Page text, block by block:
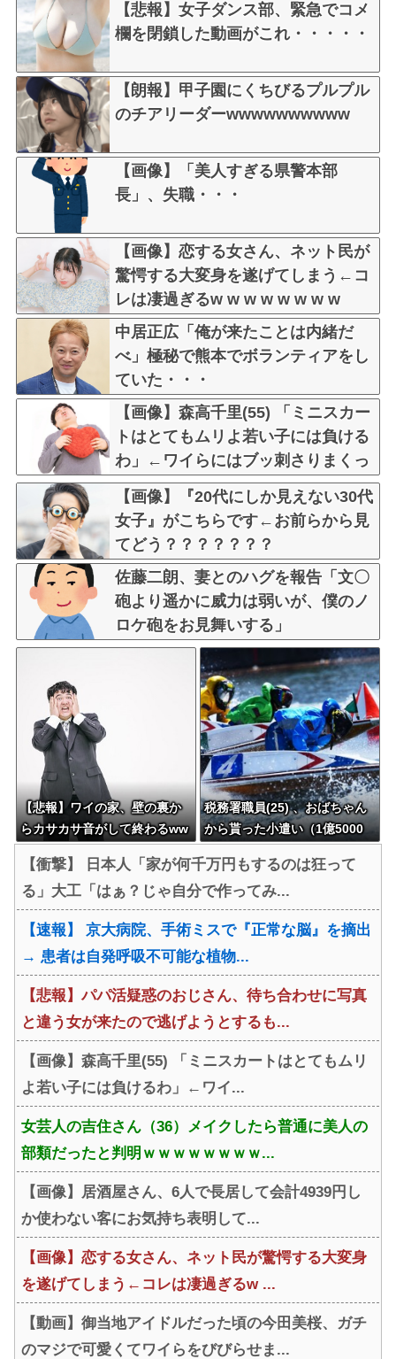
【悲報】女子ダンス部、緊急でコメ
欄を閉鎖した動画がこれ・・・・・
【朗報】甲子園にくちびるプルプル
のチアリーダーwwwwwwwwww
【画像】「美人すぎる県警本部
長」、失職・・・
【画像】恋する女さん、ネット民が
驚愕する大変身を遂げてしまう←コ
レは凄過ぎるw w w w w w w w
中居正広「俺が来たことは内緒だ
べ」極秘で熊本でボランティアをし
ていた・・・
【画像】森高千里(55) 「ミニスカー
トはとてもムリよ若い子には負ける
わ」←ワイらにはブッ刺さりまくっ
てしまうw w w w w w
【画像】『20代にしか見えない30代
女子』がこちらです←お前らから見
てどう？？？？？？？
佐藤二朗、妻とのハグを報告「文〇
砲より遥かに威力は弱いが、僕のノ
ロケ砲をお見舞いする」
【悲報】ワイの家、壁の裏か
らカサカサ音がして終わるww
税務署職員(25) 、おばちゃん
から貰った小遣い（1億5000
がバレるｗｗｗ
【衝撃】 日本人「家が何千万円もするのは狂って
る」大工「はぁ？じゃ自分で作ってみ...
【速報】 京大病院、手術ミスで『正常な脳』を摘出
→ 患者は自発呼吸不可能な植物...
【悲報】パパ活疑惑のおじさん、待ち合わせに写真
と違う女が来たので逃げようとするも...
【画像】森高千里(55) 「ミニスカートはとてもムリ
よ若い子には負けるわ」←ワイ...
女芸人の吉住さん（36）メイクしたら普通に美人の
部類だったと判明ｗｗｗｗｗｗｗｗ...
【画像】居酒屋さん、6人で長居して会計4939円し
か使わない客にお気持ち表明して...
【画像】恋する女さん、ネット民が驚愕する大変身
を遂げてしまう←コレは凄過ぎるw ...
【動画】御当地アイドルだった頃の今田美桜、ガチ
のマジで可愛くてワイらをびびらせま...